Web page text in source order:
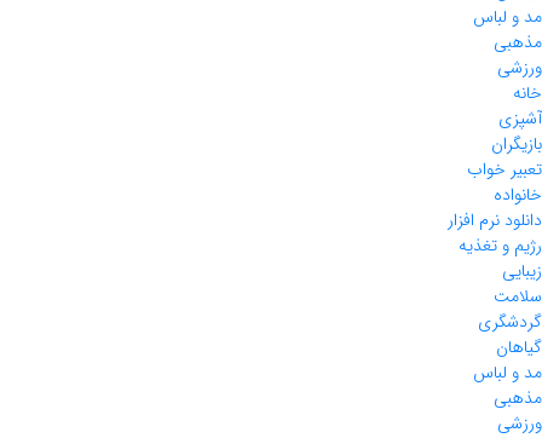
مد و لباس
مذهبی
ورزشی
خانه
آشپزی
بازیگران
تعبیر خواب
خانواده
دانلود نرم افزار
رژیم و تغذیه
زیبایی
سلامت
گردشگری
گیاهان
مد و لباس
مذهبی
ورزشی